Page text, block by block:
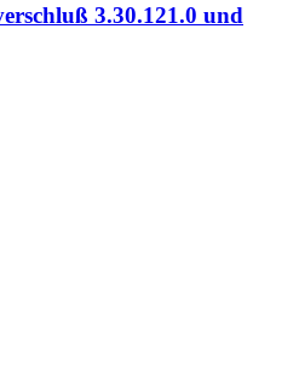
3.30.121.0 und